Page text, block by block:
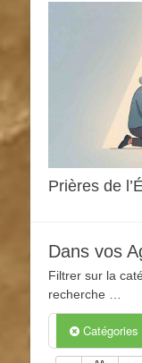
Prières de
Dans vos
Filtrer sur la
recherche …
Catégories
0h00
5h00
6h00